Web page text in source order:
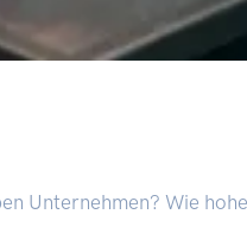
Unternehmen? Wie